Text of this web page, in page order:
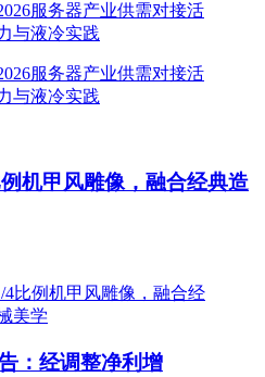
机甲风雕像，融合经典造
：经调整净利增